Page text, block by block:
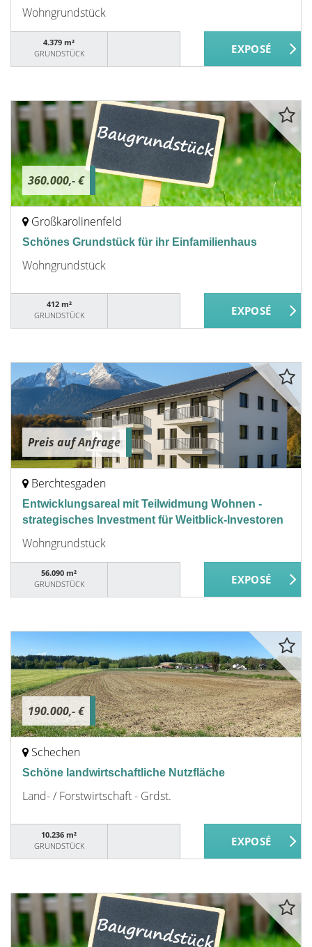
Wohngrundstück
4.379 m²
GRUNDSTÜCK
360.000,- €
Großkarolinenfeld
Schönes Grundstück für ihr Einfamilienhaus
Wohngrundstück
412 m²
GRUNDSTÜCK
Preis auf Anfrage
Berchtesgaden
Entwicklungsareal mit Teilwidmung Wohnen -
strategisches Investment für Weitblick-Investoren
Wohngrundstück
56.090 m²
GRUNDSTÜCK
190.000,- €
Schechen
Schöne landwirtschaftliche Nutzfläche
Land- / Forstwirtschaft - Grdst.
10.236 m²
GRUNDSTÜCK